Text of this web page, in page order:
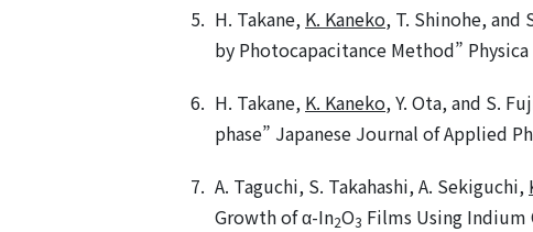
H. Takane, K. Kaneko, T. Shinohe, and
by Photocapacitance Method”
H. Takane, K. Kaneko, Y. Ota, and S.
phase” Japanese Journal of Applied
A. Taguchi, S. Takahashi, A. Sekiguchi,
Growth of α-In2O3 Films Using Indium